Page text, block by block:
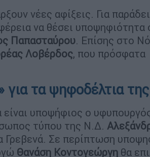
νέες αφίξεις. Για
να θέσει υποψηφιότητα
Παπασταύρου. Επίσης στο
Λοβέρδος, που πρόσφατα
για τα ψηφοδέλτια
είναι υποψήφιος ο
τύπου της Ν.Δ.
Γρεβενά. Σε περίπτωση
Θανάση Κοντογεώργη θα